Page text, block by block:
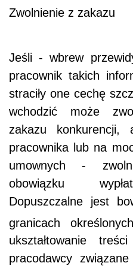
Zwolnienie z zakazu
Jeśli - wbrew
pracownik takich
straciły one cechę
wchodzić może
zakazu
pracownika lub na
umownych -
obowiązku
Dopuszczalne jest
granicach
ukształtowanie
pracodawcy